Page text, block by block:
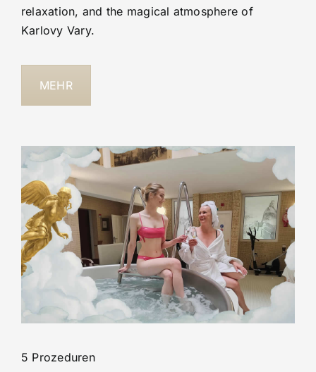
relaxation, and the magical atmosphere of
Karlovy Vary.
MEHR
5 Prozeduren